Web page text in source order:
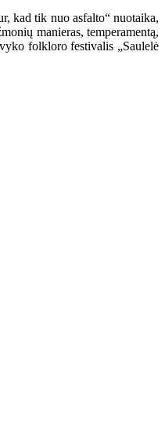
kad tik nuo asfalto“ nuotaika,
manieras, temperamentą,
folkloro festivalis „Saulelė